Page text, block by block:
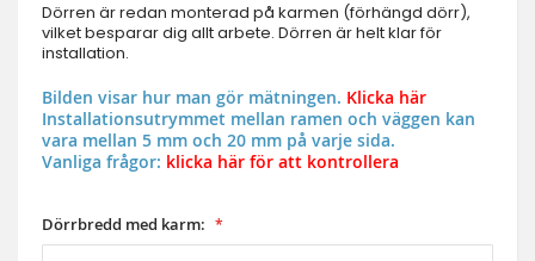
Dörren är redan monterad på karmen (förhängd dörr),
vilket besparar dig allt arbete. Dörren är helt klar för
installation.
Bilden visar hur man gör mätningen. Klicka här
Installationsutrymmet mellan ramen och väggen kan
vara mellan 5 mm och 20 mm på varje sida.
Vanliga frågor: klicka här för att kontrollera
Dörrbredd med karm: